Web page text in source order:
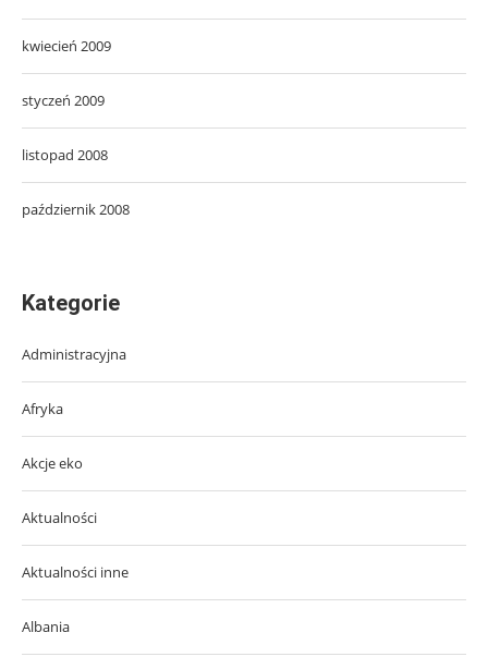
kwiecień 2009
styczeń 2009
listopad 2008
październik 2008
Kategorie
Administracyjna
Afryka
Akcje eko
Aktualności
Aktualności inne
Albania